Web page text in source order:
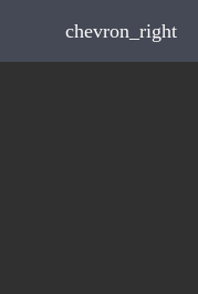
chevron_right